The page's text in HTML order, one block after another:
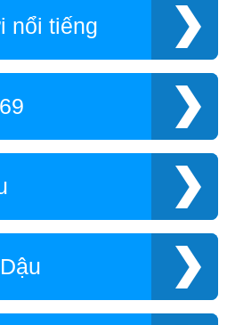
nổi tiếng